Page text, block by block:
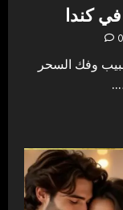
كندا
0
وفك السحر